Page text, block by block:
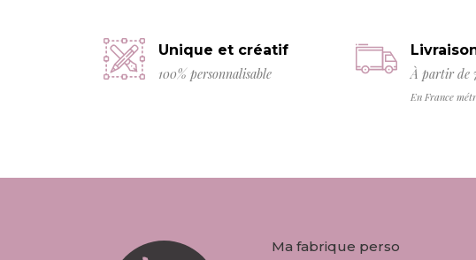
Unique et créatif
100% personnalisable
À partir de
En France
Ma fabrique perso